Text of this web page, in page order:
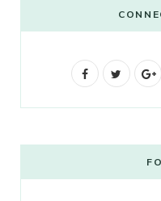
F
b
t
G
g
l